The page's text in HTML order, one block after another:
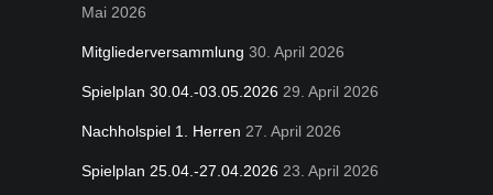
Mai 2026
Mitgliederversammlung 30. April 2026
Spielplan 30.04.-03.05.2026 29. April 2026
Nachholspiel 1. Herren 27. April 2026
Spielplan 25.04.-27.04.2026 23. April 2026